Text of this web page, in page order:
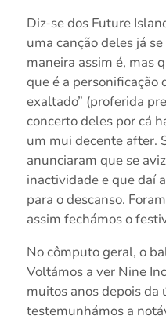
Diz-se dos Future
uma canção deles já
maneira assim é, mas
que é a personificação
exaltado” (proferida
concerto deles por cá
um mui decente after.
anunciaram que se
inactividade e que daí
para o descanso.
assim fechámos o
No cômputo geral, o
Voltámos a ver Nine
muitos anos depois da
testemunhámos a